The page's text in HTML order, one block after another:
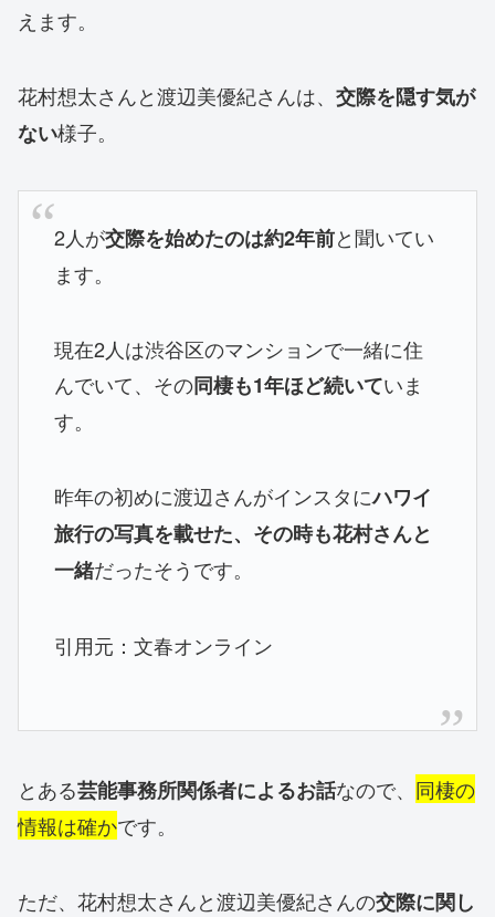
えます。
花村想太さんと渡辺美優紀さんは、 交際を隠す気が
ない様子。
2人が交際を始めたのは約2年前と聞いてい
ます。
現在2人は渋谷区のマンションで一緒に住
んでいて、その同棲も1年ほど続いていま
す。
昨年の初めに渡辺さんがインスタにハワイ
旅行の写真を載せた、その時も花村さんと
一緒だったそうです。
引用元：文春オンライン
とある芸能事務所関係者によるお話なので、 同棲の
情報は確かです。
ただ、花村想太さんと渡辺美優紀さんの交際に関し